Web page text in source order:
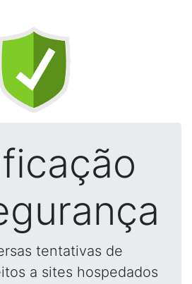
tentativas de
a sites hospedados